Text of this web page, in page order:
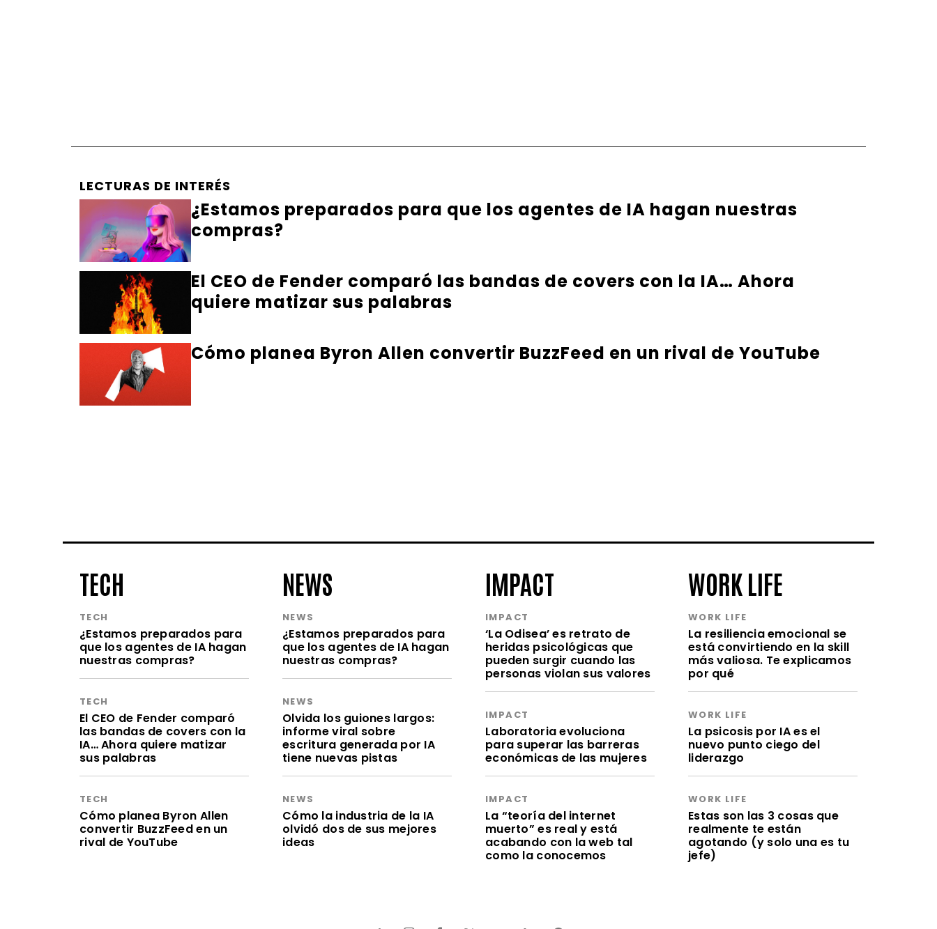
LECTURAS DE INTERÉS
¿Estamos preparados para que los agentes de IA hagan nuestras
compras?
El CEO de Fender comparó las bandas de covers con la IA… Ahora
quiere matizar sus palabras
Cómo planea Byron Allen convertir BuzzFeed en un rival de YouTube
TECH
TECH
¿Estamos preparados para
que los agentes de IA hagan
nuestras compras?
TECH
El CEO de Fender comparó
las bandas de covers con la
IA… Ahora quiere matizar
sus palabras
TECH
Cómo planea Byron Allen
convertir BuzzFeed en un
rival de YouTube
NEWS
NEWS
¿Estamos preparados para
que los agentes de IA hagan
nuestras compras?
NEWS
Olvida los guiones largos:
informe viral sobre
escritura generada por IA
tiene nuevas pistas
NEWS
Cómo la industria de la IA
olvidó dos de sus mejores
ideas
IMPACT
IMPACT
‘La Odisea’ es retrato de
heridas psicológicas que
pueden surgir cuando las
personas violan sus valores
IMPACT
Laboratoria evoluciona
para superar las barreras
económicas de las mujeres
IMPACT
La “teoría del internet
muerto” es real y está
acabando con la web tal
como la conocemos
WORK LIFE
WORK LIFE
La resiliencia emocional se
está convirtiendo en la skill
más valiosa. Te explicamos
por qué
WORK LIFE
La psicosis por IA es el
nuevo punto ciego del
liderazgo
WORK LIFE
Estas son las 3 cosas que
realmente te están
agotando (y solo una es tu
jefe)